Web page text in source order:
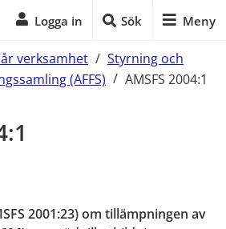
Logga in Sök Meny
verksamhet / Styrning och
(AFFS) / AMSFS 2004:1
2001:23) om tillämpningen av